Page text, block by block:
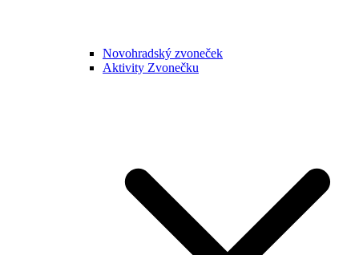
Novohradský zvoneček
Aktivity Zvonečku